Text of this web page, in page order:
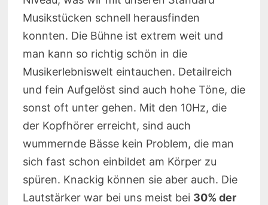
Musikstücken schnell herausfinden
konnten. Die Bühne ist extrem weit und
man kann so richtig schön in die
Musikerlebniswelt eintauchen. Detailreich
und fein Aufgelöst sind auch hohe Töne, die
sonst oft unter gehen. Mit den 10Hz, die
der Kopfhörer erreicht, sind auch
wummernde Bässe kein Problem, die man
sich fast schon einbildet am Körper zu
spüren. Knackig können sie aber auch. Die
Lautstärker war bei uns meist bei 30% der